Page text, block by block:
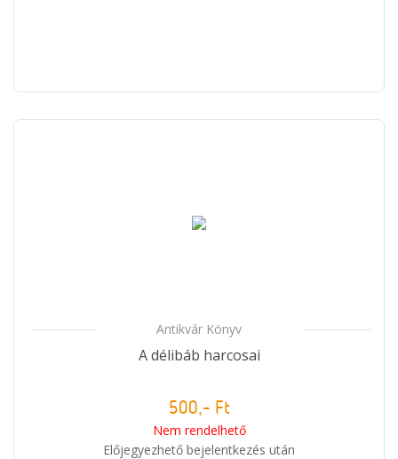
Antikvár Könyv
A délibáb harcosai
500,- Ft
Nem rendelhető
Előjegyezhető bejelentkezés után